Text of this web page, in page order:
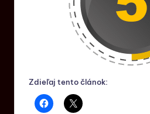
Zdieľaj tento článok: